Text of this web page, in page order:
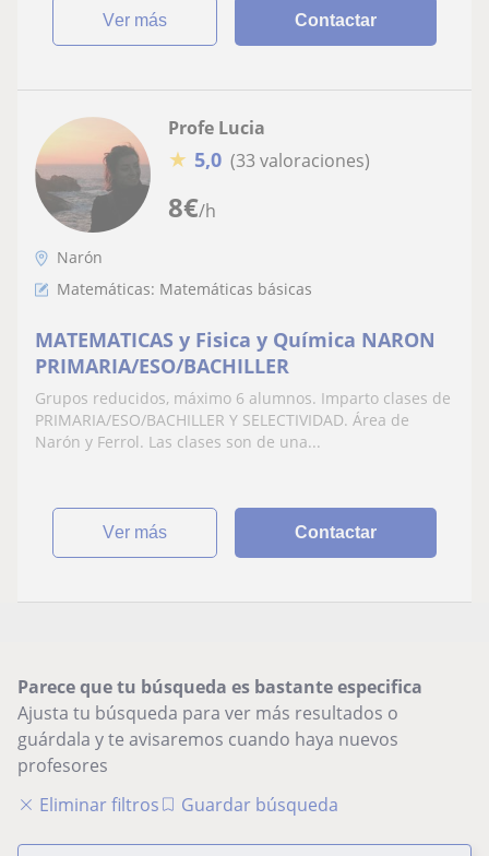
ver más Contactar
8€/h
Profe Lucia
★ 5,0 (33 valoraciones)
Narón
Matemáticas: Matemáticas básicas
MATEMATICAS y Fisica y Química NARON
PRIMARIA/ESO/BACHILLER
Grupos reducidos, máximo 6 alumnos. Imparto clases de
PRIMARIA/ESO/BACHILLER Y SELECTIVIDAD. Área de
Narón y Ferrol. Las clases son de una...
ver más Contactar
Parece que tu búsqueda es bastante especifica
Ajusta tu búsqueda para ver más resultados o
guárdala y te avisaremos cuando haya nuevos
profesores
Eliminar filtros
Guardar búsqueda